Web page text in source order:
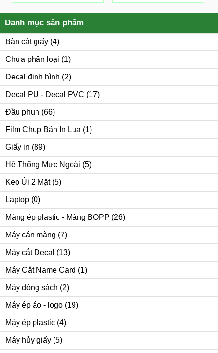
Danh mục sản phẩm
Bàn cắt giấy (4)
Chưa phân loại (1)
Decal định hình (2)
Decal PU - Decal PVC (17)
Đầu phun (66)
Film Chụp Bản In Lụa (1)
Giấy in (89)
Hệ Thống Mực Ngoài (5)
Keo Ủi 2 Mặt (5)
Laptop (0)
Màng ép plastic - Màng BOPP (26)
Máy cán màng (7)
Máy cắt Decal (13)
Máy Cắt Name Card (1)
Máy đóng sách (2)
Máy ép áo - logo (19)
Máy ép plastic (4)
Máy hủy giấy (5)